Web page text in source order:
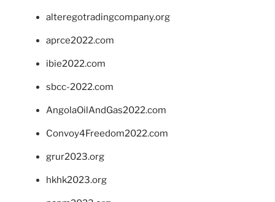
alteregotradingcompany.org
aprce2022.com
ibie2022.com
sbcc-2022.com
AngolaOilAndGas2022.com
Convoy4Freedom2022.com
grur2023.org
hkhk2023.org